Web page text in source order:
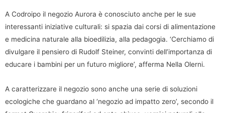
A Codroipo il negozio Aurora è conosciuto anche per le sue
interessanti iniziative culturali: si spazia dai corsi di alimentazione
e medicina naturale alla bioedilizia, alla pedagogia. ‘Cerchiamo di
divulgare il pensiero di Rudolf Steiner, convinti dell’importanza di
educare i bambini per un futuro migliore’, afferma Nella Olerni.
A caratterizzare il negozio sono anche una serie di soluzioni
ecologiche che guardano al ‘negozio ad impatto zero’, secondo il